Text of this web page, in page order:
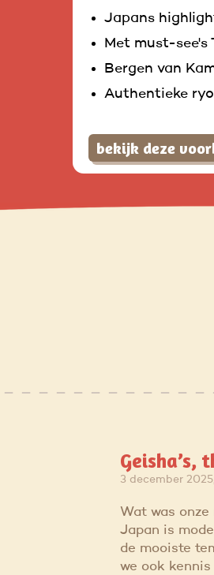
Japans
Met must-see's
Bergen van
Authentieke
bekijk deze
Geisha’s,
3 december
Wat was
Japan is
de mooiste
we ook